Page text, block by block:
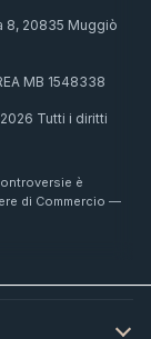
8, 20835 Muggiò
MB 1548338
Tutti i diritti
è
di Commercio —